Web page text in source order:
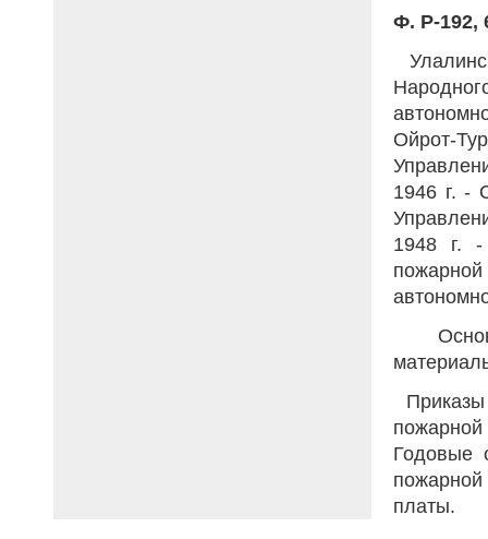
Ф. Р-192,
Ойрот-
1946 г. -
1948 г. -
Годовые
платы.